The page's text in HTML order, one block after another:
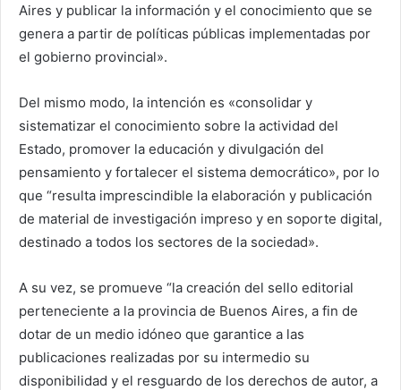
Aires y publicar la información y el conocimiento que se
genera a partir de políticas públicas implementadas por
el gobierno provincial».
Del mismo modo, la intención es «consolidar y
sistematizar el conocimiento sobre la actividad del
Estado, promover la educación y divulgación del
pensamiento y fortalecer el sistema democrático», por lo
que “resulta imprescindible la elaboración y publicación
de material de investigación impreso y en soporte digital,
destinado a todos los sectores de la sociedad».
A su vez, se promueve “la creación del sello editorial
perteneciente a la provincia de Buenos Aires, a fin de
dotar de un medio idóneo que garantice a las
publicaciones realizadas por su intermedio su
disponibilidad y el resguardo de los derechos de autor, a